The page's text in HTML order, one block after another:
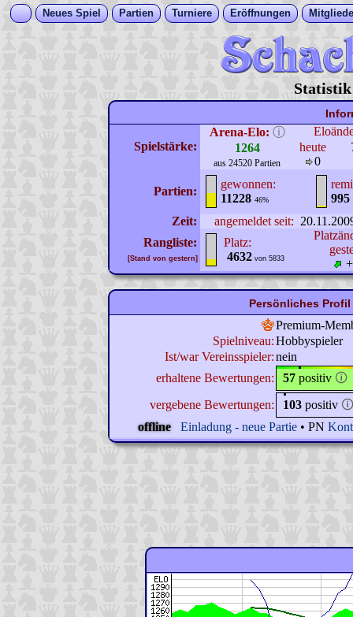
Neues Spiel Partien Turniere Eröffnungen
Spielstärke:
Arena-Elo: ⓘ
1264
aus 24520 Partien
heute
0
Partien:
gewonnen:
11228 46%
995
Zeit:
angemeldet seit:
Rangliste:
[Stand von gestern]
Platz:
4632 von 5833
Persönliches
Premium-
Spielniveau:Hobbyspieler
Ist/war Vereinsspieler:nein
erhaltene Bewertungen:
57 positiv 🛈
vergebene Bewertungen:
103 positiv 🛈
offline
Einladung - neue Partie • PN